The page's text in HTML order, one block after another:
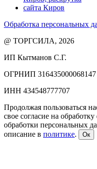
Обработка персональных
@ ТОРГСИЛА, 2026
ИП Кытманов С.Г.
ОГРНИП 316435000068147
ИНН 434548777707
Продолжая пользоваться
свое согласие на
обработки персональных
описание в политике. Ок